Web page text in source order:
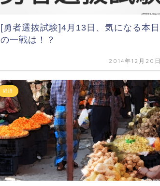
[勇者選抜試験]4月13日、気になる本日
の一戦は！？
2014年12月20日
経済